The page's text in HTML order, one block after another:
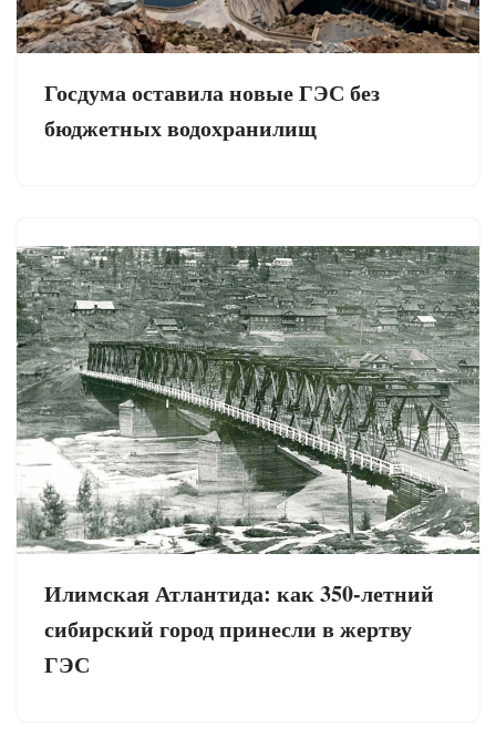
Госдума оставила новые ГЭС без
бюджетных водохранилищ
Илимская Атлантида: как 350-летний
сибирский город принесли в жертву
ГЭС